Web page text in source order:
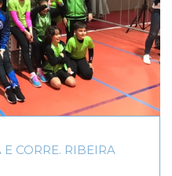
CORRE. RIBEIRA